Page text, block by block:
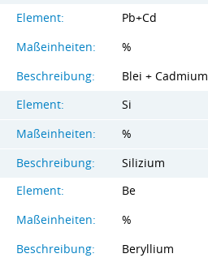
Element:
Pb+Cd
Maßeinheiten:
%
Beschreibung:
Blei + Cadmium
Element:
Si
Maßeinheiten:
%
Beschreibung:
Silizium
Element:
Be
Maßeinheiten:
%
Beschreibung:
Beryllium